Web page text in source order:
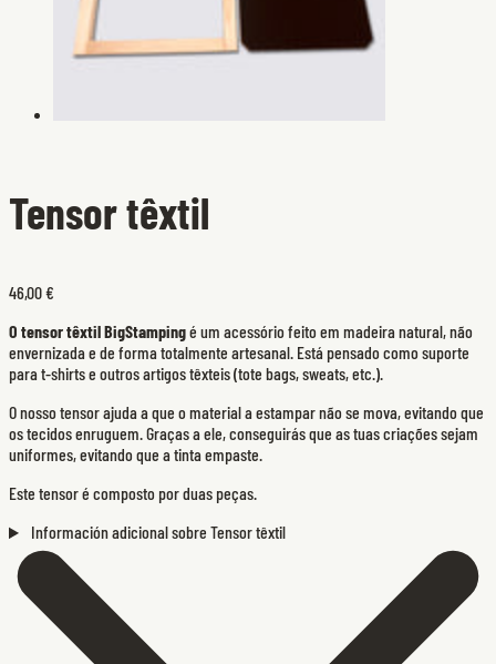
Tensor têxtil
46,00 €
O tensor têxtil BigStampingé um acessório feito em madeira natural, não
envernizada e de forma totalmente artesanal. Está pensado como suporte
para t-shirts e outros artigos têxteis (tote bags, sweats, etc.).
O nosso tensor ajuda a que o material a estampar não se mova, evitando que
os tecidos enruguem. Graças a ele, conseguirás que as tuas criações sejam
uniformes, evitando que a tinta empaste.
Este tensor é composto por duas peças.
Información adicional sobre Tensor têxtil